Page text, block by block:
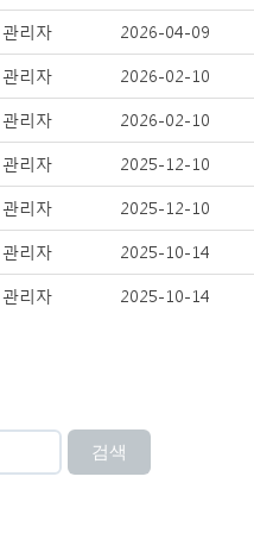
관리자 2026-04-09
관리자 2026-02-10
관리자 2026-02-10
관리자 2025-12-10
관리자 2025-12-10
관리자 2025-10-14
관리자 2025-10-14
검색